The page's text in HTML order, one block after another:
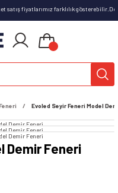
satış fiyatlarımız farklılık
Evoled Seyir Feneri Model
Demir Feneri